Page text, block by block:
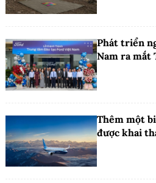
Phát triển
Nam ra mắt
Thêm một
được khai